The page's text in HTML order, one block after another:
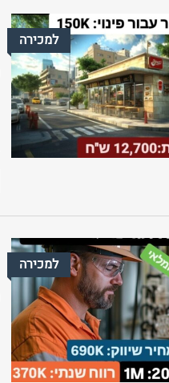
למכירה
למכירה